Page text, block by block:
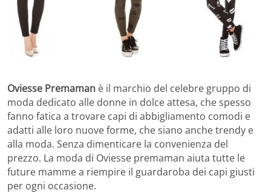
Oviesse Premaman è il marchio del celebre gruppo di
moda dedicato alle donne in dolce attesa, che spesso
fanno fatica a trovare capi di abbigliamento comodi e
adatti alle loro nuove forme, che siano anche trendy e
alla moda. Senza dimenticare la convenienza del
prezzo. La moda di Oviesse premaman aiuta tutte le
future mamme a riempire il guardaroba dei capi giusti
per ogni occasione.